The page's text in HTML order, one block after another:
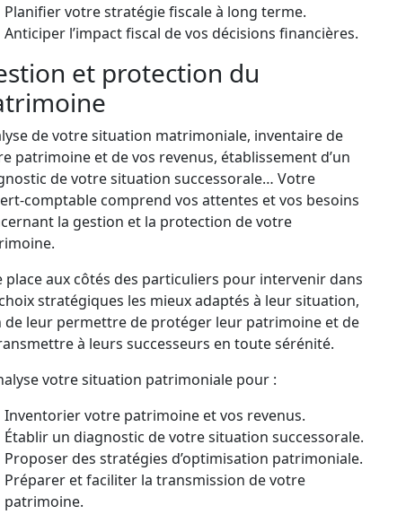
Planifier votre stratégie fiscale à long terme.
Anticiper l’impact fiscal de vos décisions financières.
et protection du
de votre situation matrimoniale, inventaire de
patrimoine et de vos revenus, établissement d’un
de votre situation successorale… Votre
comptable comprend vos attentes et vos besoins
la gestion et la protection de votre
place aux côtés des particuliers pour intervenir dans
stratégiques les mieux adaptés à leur situation,
de leur permettre de protéger leur patrimoine et de
à leurs successeurs en toute sérénité.
votre situation patrimoniale pour :
Inventorier votre patrimoine et vos revenus.
Établir un diagnostic de votre situation successorale.
Proposer des stratégies d’optimisation patrimoniale.
Préparer et faciliter la transmission de votre
patrimoine.